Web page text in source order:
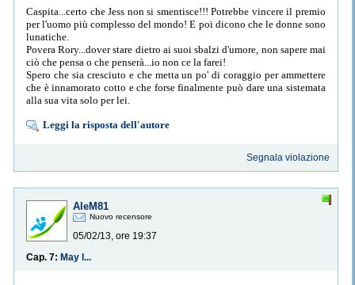
Caspita...certo che Jess non si smentisce!!! Potrebbe vincere il premio
per l'uomo più complesso del mondo! E poi dicono che le donne sono
lunatiche.
Povera Rory...dover stare dietro ai suoi sbalzi d'umore, non sapere mai
ciò che pensa o che penserà...io non ce la farei!
Spero che sia cresciuto e che metta un po' di coraggio per ammettere
che è innamorato cotto e che forse finalmente può dare una sistemata
alla sua vita solo per lei.
Leggi la risposta dell'autore
Segnala violazione
AleM81
Nuovo recensore
05/02/13, ore 19:37
Cap. 7: May I...